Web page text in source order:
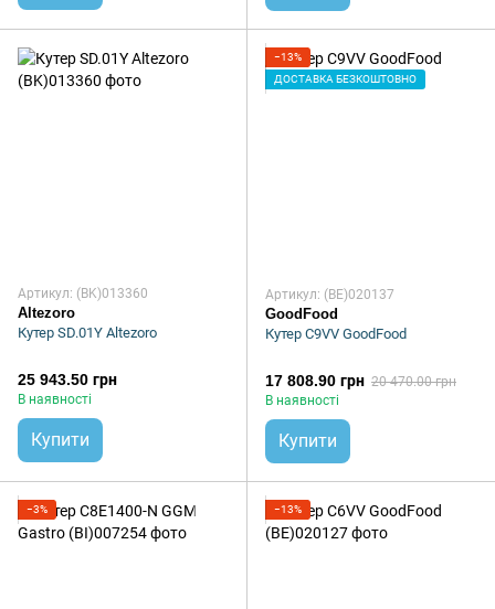
Артикул: (BK)013360
Altezoro
Кутер SD.01Y Altezoro
25 943.50 грн
В наявності
Купити
−13%
ДОСТАВКА БЕЗКОШТОВНО
Артикул: (BE)020137
GoodFood
Кутер C9VV GoodFood
17 808.90 грн 20 470.00 грн
В наявності
Купити
−3% −13%